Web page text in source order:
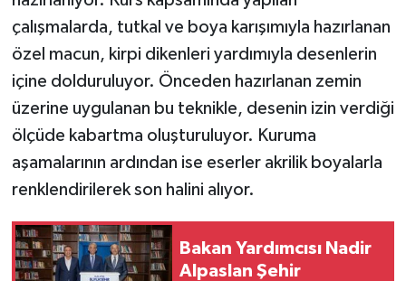
çalışmalarda, tutkal ve boya karışımıyla hazırlanan
özel macun, kirpi dikenleri yardımıyla desenlerin
içine dolduruluyor. Önceden hazırlanan zemin
üzerine uygulanan bu teknikle, desenin izin verdiği
ölçüde kabartma oluşturuluyor. Kuruma
aşamalarının ardından ise eserler akrilik boyalarla
renklendirilerek son halini alıyor.
Bakan Yardımcısı Nadir
Alpaslan Şehir
Jandarma
Kadın
KÜLTÜR SANAT
MAGAZİN
POLİTİKA